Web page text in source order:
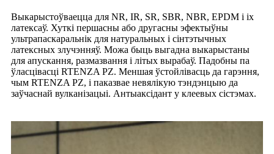
Выкарыстоўваецца для NR, IR, SR, SBR, NBR, EPDM і іх
латексаў. Хуткі першасны або другасны эфектыўны
ультрапаскаральнік для натуральных і сінтэтычных
латексных злучэнняў. Можа быць выгадна выкарыстаны
для апускання, размазвання і літых вырабаў. Падобны па
ўласцівасці RTENZA PZ. Меншая ўстойлівасць да гарэння,
чым RTENZA PZ, і паказвае невялікую тэндэнцыю да
заўчаснай вулканізацыі. Антыаксідант у клеевых сістэмах.